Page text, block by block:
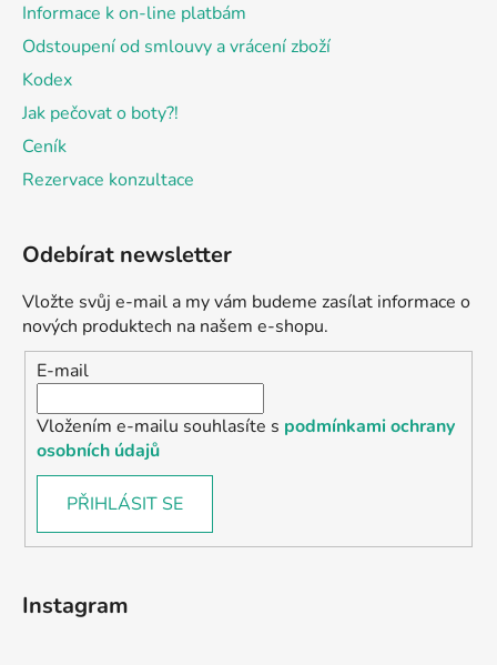
Informace k on-line platbám
Odstoupení od smlouvy a vrácení zboží
Kodex
Jak pečovat o boty?!
Ceník
Rezervace konzultace
Odebírat newsletter
Vložte svůj e-mail a my vám budeme zasílat informace o
nových produktech na našem e-shopu.
E-mail
Vložením e-mailu souhlasíte s podmínkami ochrany
osobních údajů
PŘIHLÁSIT SE
Instagram